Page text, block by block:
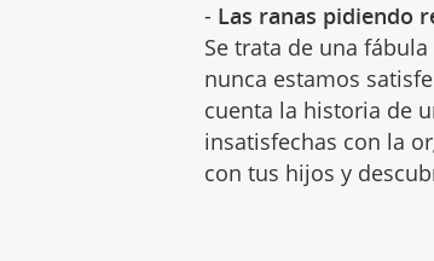
- Las ranas pidiendo
Se trata de una
nunca estamos
cuenta la historia de
insatisfechas con la
con tus hijos y